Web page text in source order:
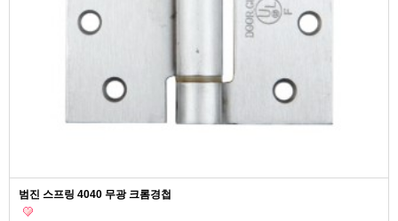
범진 스프링 4040 무광 크롬경첩